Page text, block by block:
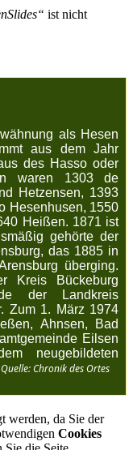
ist nicht
als Hesen
aus dem Jahr
des Hasso oder
waren 1303 de
Hetzensen, 1393
Hesenhusen, 1550
Heißen. 1871 ist
gehörte der
das 1885 in
überging.
Kreis Bückeburg
der Landkreis
Zum 1. März 1974
Ahnsen, Bad
Eilsen
neugebildeten
Quelle: Chronik des Ortes
werden, da Sie der
Cookies